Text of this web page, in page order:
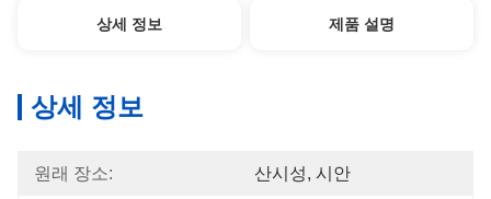
상세 정보 제품 설명
상세 정보
원래 장소: 산시성, 시안